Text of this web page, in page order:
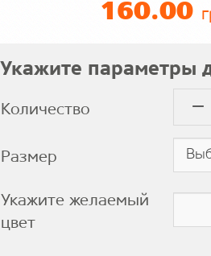
160.00
Укажите параметры
Количество
Размер
Укажите желаемый
цвет